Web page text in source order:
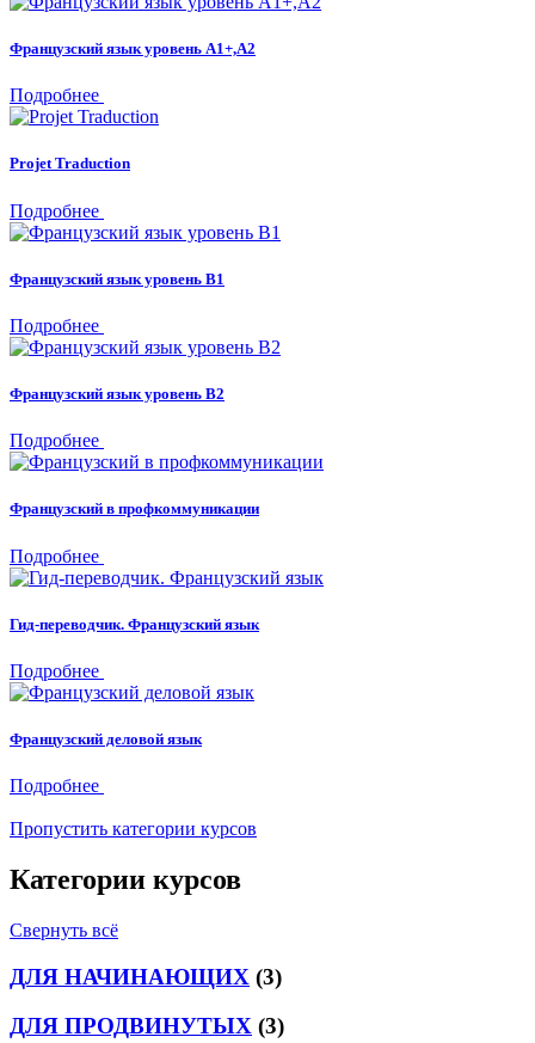
Французский язык уровень А1+,А2
Подробнее
Projet Traduction
Подробнее
Французский язык уровень B1
Подробнее
Французский язык уровень В2
Подробнее
Французский в профкоммуникации
Подробнее
Гид-переводчик. Французский язык
Подробнее
Французский деловой язык
Подробнее
Пропустить категории курсов
Категории курсов
Свернуть всё
ДЛЯ НАЧИНАЮЩИХ (3)
ДЛЯ ПРОДВИНУТЫХ (3)